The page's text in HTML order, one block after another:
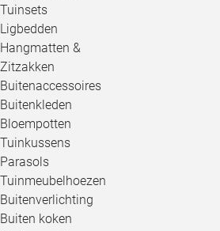
Tuinsets
Ligbedden
Hangmatten &
Zitzakken
Buitenaccessoires
Buitenkleden
Bloempotten
Tuinkussens
Parasols
Tuinmeubelhoezen
Buitenverlichting
Buiten koken